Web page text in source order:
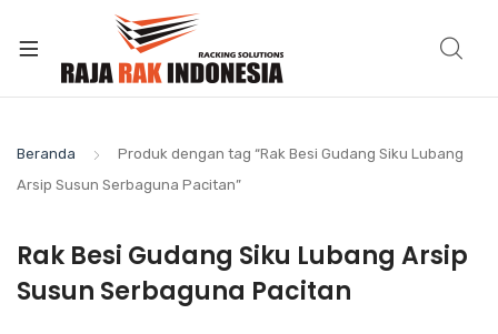
Beranda
Produk dengan tag “Rak Besi Gudang Siku Lubang
Arsip Susun Serbaguna Pacitan”
Rak Besi Gudang Siku Lubang Arsip
Susun Serbaguna Pacitan